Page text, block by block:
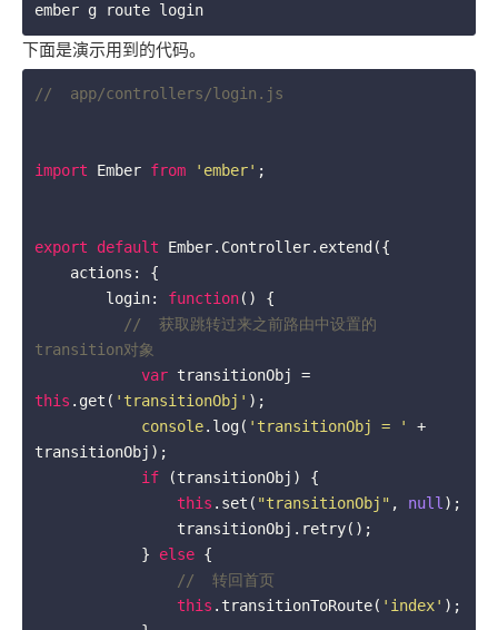
ember g route login
下面是演示用到的代码。
//  app/controllers/login.js
import Ember from 'ember' ;
export default Ember.Controller.extend({
        login:
function( ) {
//  获取跳转过来之前路由中设置的
transition对象
var
this .get( 'transitionObj' );
console.log( 'transitionObj = '
+
transitionObj);
if (transitionObj) {
this .set( "transitionObj" , null );
            }
else {
//  转回首页
this .transitionToRoute( 'index' );